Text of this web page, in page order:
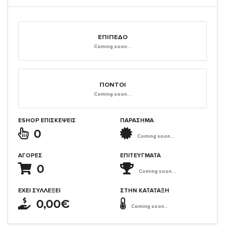
ΕΠΊΠΕΔΟ
Coming soon...
ΠΌΝΤΟΙ
Coming soon...
ESHOP ΕΠΙΣΚΈΨΕΙΣ
0
ΑΓΟΡΈΣ
0
ΈΧΕΙ ΣΥΛΛΈΞΕΙ
0,00€
ΠΑΡΑΣΗΜΑ
Coming soon...
ΕΠΙΤΕΎΓΜΑΤΑ
Coming soon...
ΣΤΗΝ ΚΑΤΆΤΑΞΗ
Coming soon...